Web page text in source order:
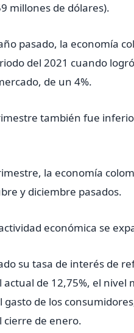
millones de dólares).
pasado, la economía
del 2021 cuando
de un 4%.
también fue
la economía
y diciembre pasados.
económica se
su tasa de interés de
de 12,75%, el nivel
de los
cierre de enero.